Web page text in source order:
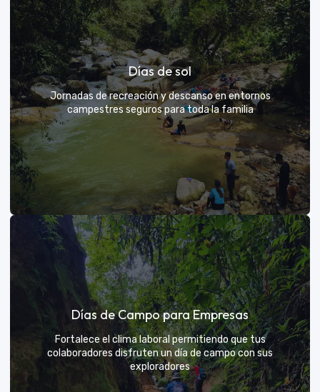
Rutas grupales clásicas
Únete a la manada y descubre nuevos senderos
VER MÁS
Días de sol
Jornadas de recreación y descanso en entornos
campestres seguros para toda la familia
Días de sol
Un respiro campestre diseñado para el descanso y la
diversión de todos
VER MÁS
Días de Campo para Empresas
Fortalece el clima laboral permitiendo que tus
colaboradores disfruten un día de campo con sus
exploradores